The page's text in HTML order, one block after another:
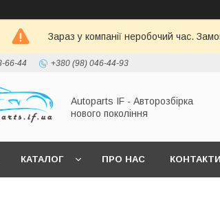
Зараз у компанії неробочий час.
66-44 +380 (98) 046-44-93
Autoparts IF - Авторозбірка
нового покоління
КАТАЛОГ ПРО НАС КОНТАКТИ